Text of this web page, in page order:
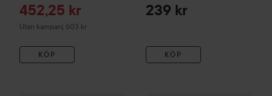
Reapris
452,25 kr
Utan kampanj 603 kr
KÖP
239 kr
KÖP